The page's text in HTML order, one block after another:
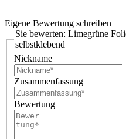
Eigene Bewertung schreiben
Sie bewerten: Limegrüne
selbstklebend
Nickname
Zusammenfassung
Bewertung